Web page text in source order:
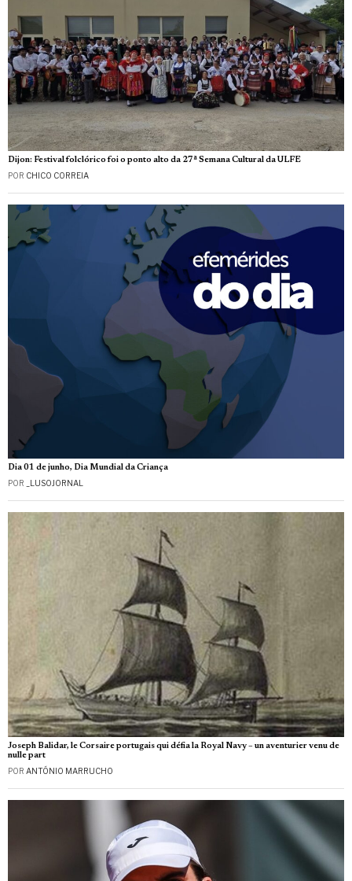
Dijon: Festival folclórico foi o ponto alto da 27ª Semana Cultural da ULFE
POR CHICO CORREIA
Dia 01 de junho, Dia Mundial da Criança
POR _LUSOJORNAL
Joseph Balidar, le Corsaire portugais qui défia la Royal Navy – un aventurier venu de
nulle part
POR ANTÓNIO MARRUCHO